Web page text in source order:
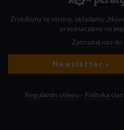
Zrobiliśmy tę stronę, składamy
przeznaczamy na
Zatrudnij nas
Newsletter »
Regulamin sklepu · Polityka